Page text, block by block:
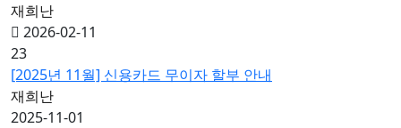
재희난
2026-02-11
23
[2025년 11월] 신용카드 무이자 할부 안내
재희난
2025-11-01